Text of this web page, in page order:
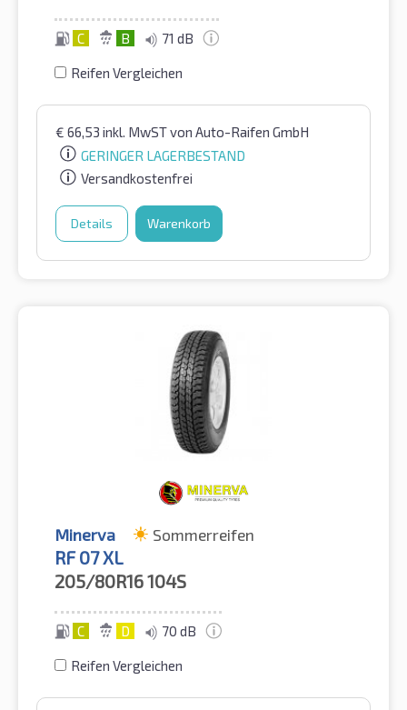
C B 71 dB
Reifen Vergleichen
€ 66,53 inkl. MwSTvon Auto-Raifen GmbH
GERINGER LAGERBESTAND
Versandkostenfrei
Details Warenkorb
Minerva Sommerreifen
RF 07 XL
205/80R16104S
C D 70 dB
Reifen Vergleichen